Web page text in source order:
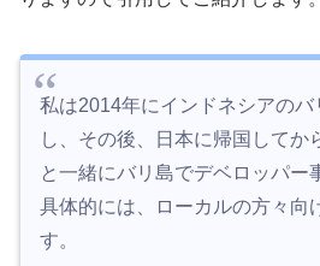
私は2014年にインドネシアの
し、その後、日本に帰国してか
と一緒にバリ島でデベロッパー
具体的には、ローカルの方々向
す。